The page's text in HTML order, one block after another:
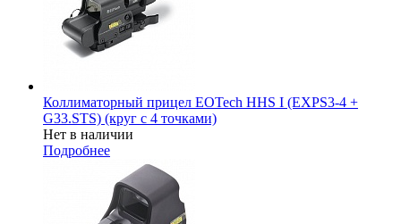
Коллиматорный прицел EOTech HHS I (EXPS3-4 +
G33.STS) (круг с 4 точками)
Нет в наличии
Подробнее